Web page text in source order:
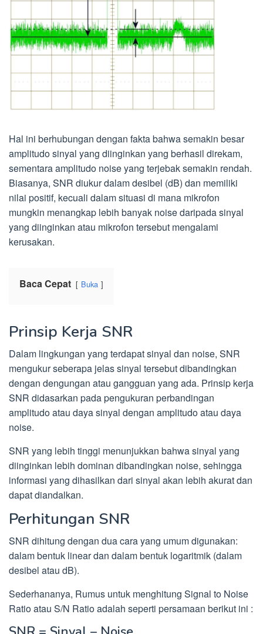
Hal ini berhubungan dengan fakta bahwa semakin besar
amplitudo sinyal yang diinginkan yang berhasil direkam,
sementara amplitudo noise yang terjebak semakin rendah.
Biasanya, SNR diukur dalam desibel (dB) dan memiliki
nilai positif, kecuali dalam situasi di mana mikrofon
mungkin menangkap lebih banyak noise daripada sinyal
yang diinginkan atau mikrofon tersebut mengalami
kerusakan.
Baca Cepat Buka
Prinsip Kerja SNR
Dalam lingkungan yang terdapat sinyal dan noise, SNR
mengukur seberapa jelas sinyal tersebut dibandingkan
dengan dengungan atau gangguan yang ada. Prinsip kerja
SNR didasarkan pada pengukuran perbandingan
amplitudo atau daya sinyal dengan amplitudo atau daya
noise.
SNR yang lebih tinggi menunjukkan bahwa sinyal yang
diinginkan lebih dominan dibandingkan noise, sehingga
informasi yang dihasilkan dari sinyal akan lebih akurat dan
dapat diandalkan.
Perhitungan SNR
SNR dihitung dengan dua cara yang umum digunakan:
dalam bentuk linear dan dalam bentuk logaritmik (dalam
desibel atau dB).
Sederhananya, Rumus untuk menghitung Signal to Noise
Ratio atau S/N Ratio adalah seperti persamaan berikut ini :